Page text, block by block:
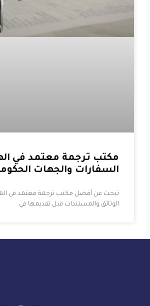
مكتب ترجمة معتمد في
السفارات والجهات
تبحث عن أفضل مكتب ترجمة معتمد في
الوثائق والمستندات قبل تقديمها في